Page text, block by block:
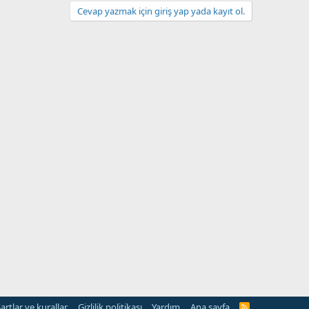
Cevap yazmak için giriş yap yada kayıt ol.
R